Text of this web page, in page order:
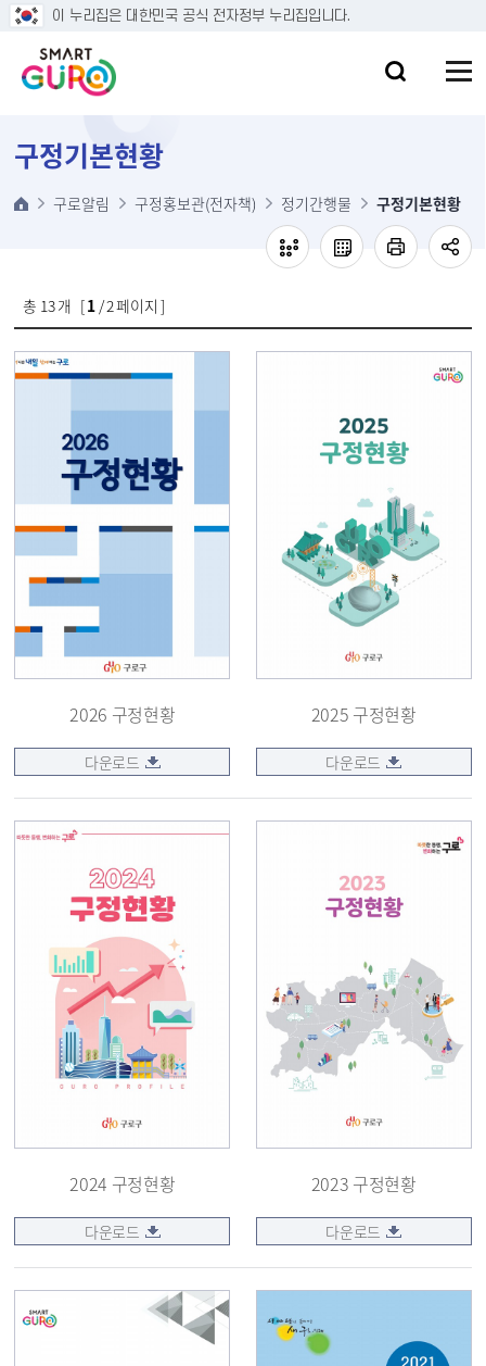
본문 바로가기
이 누리집은 대한민국 공식 전자정부 누리집입니다.
구정기본현황
구로알림 구정홍보관(전자책) 정기간행물 구정기본현황
총 13개 [1/ 2 페이지 ]
2026 구정현황
다운로드
2025 구정현황
다운로드
2024 구정현황
다운로드
2023 구정현황
다운로드